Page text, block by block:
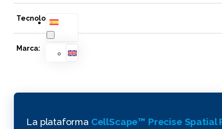
La plataforma CellScape™ Precise Spatial
Tecnología:
Marca: